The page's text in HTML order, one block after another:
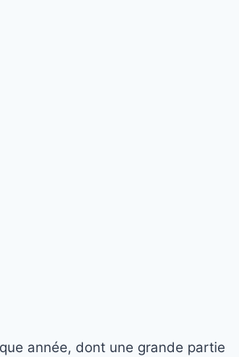
année, dont une grande partie